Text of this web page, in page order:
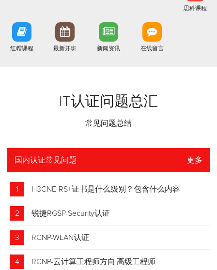
思科课程
红帽课程 最新开班 新闻资讯 在线留言
IT认证问题总汇
常见问题总结
国内认证常见问题 更多
1 H3CNE-RS+证书是什么级别？包含什么内容
2 锐捷RGSP-Security认证
3 RCNP-WLAN认证
4 RCNP-云计算工程师方向|高级工程师